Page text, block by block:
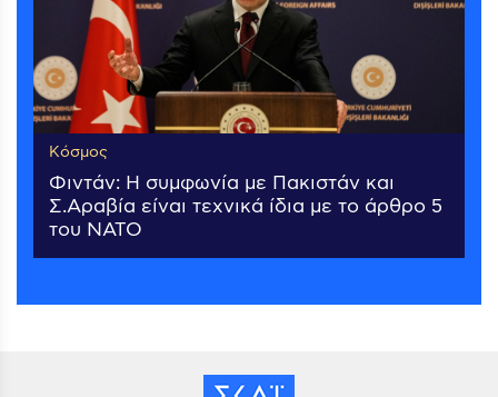
Κόσμος
Φιντάν: Η συμφωνία με Πακιστάν και
Σ.Αραβία είναι τεχνικά ίδια με το άρθρο 5
του ΝΑΤΟ